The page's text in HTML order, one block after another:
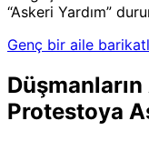
“Askeri Yardım”
Genç bir aile
Protestoya